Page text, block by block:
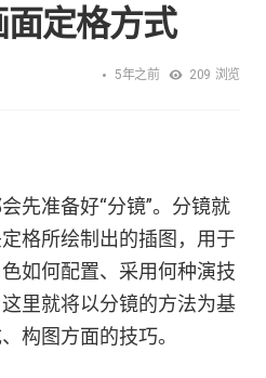
定格方式
5年之前 209 浏览
先准备好“分镜”。分镜就
格所绘制出的插图，用于
如何配置、采用何种演技
里就将以分镜的方法为基
构图方面的技巧。